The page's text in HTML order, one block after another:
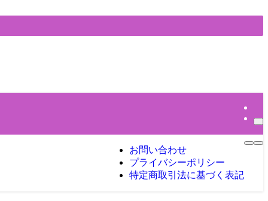
お問い合わせ
プライバシーポリシー
特定商取引法に基づく表記